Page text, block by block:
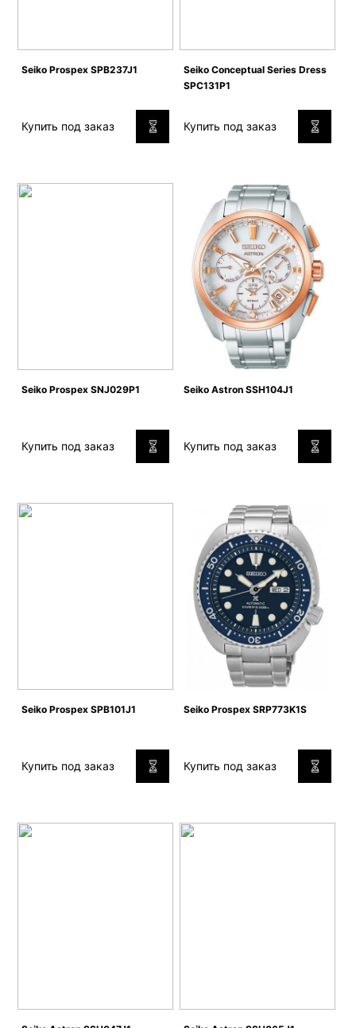
Seiko Prospex SPB237J1
Купить под заказ
Seiko Conceptual Series Dress
SPC131P1
Купить под заказ
Seiko Prospex SNJ029P1
Купить под заказ
Seiko Astron SSH104J1
Купить под заказ
Seiko Prospex SPB101J1
Купить под заказ
Seiko Prospex SRP773K1S
Купить под заказ